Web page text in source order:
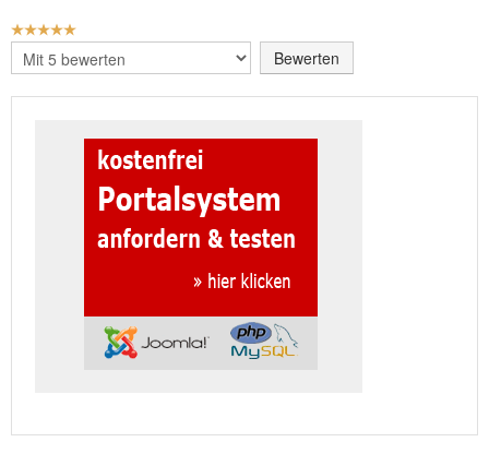
BEWERTUNG:
Bitte
bewerten